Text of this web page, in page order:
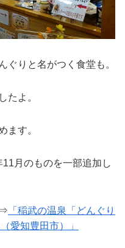
ぐりと名がつく食堂も。
たよ。
ます。
11月のものを一部追加し
⇒ 「稲武の温泉「どんぐり
愛知豊田市）」